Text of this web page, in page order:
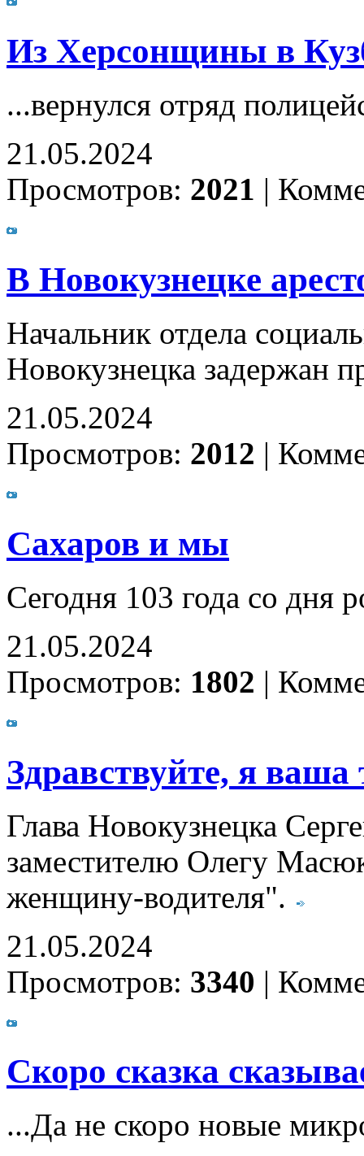
Из Херсонщины в
...вернулся отряд
21.05.2024
Просмотров: 2021 |
В Новокузнецке
Начальник отдела
Новокузнецка задержан
21.05.2024
Просмотров: 2012 |
Сахаров и мы
Сегодня 103 года со
21.05.2024
Просмотров: 1802 |
Здравствуйте, я ваша
Глава Новокузнецка
заместителю Олегу
женщину-водителя".
21.05.2024
Просмотров: 3340 |
Скоро сказка
...Да не скоро новые